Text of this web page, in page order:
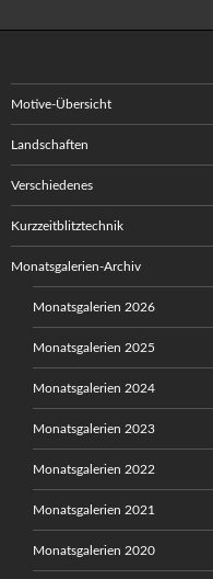
Motive-Übersicht
Landschaften
Verschiedenes
Kurzzeitblitztechnik
Monatsgalerien-Archiv
Monatsgalerien 2026
Monatsgalerien 2025
Monatsgalerien 2024
Monatsgalerien 2023
Monatsgalerien 2022
Monatsgalerien 2021
Monatsgalerien 2020